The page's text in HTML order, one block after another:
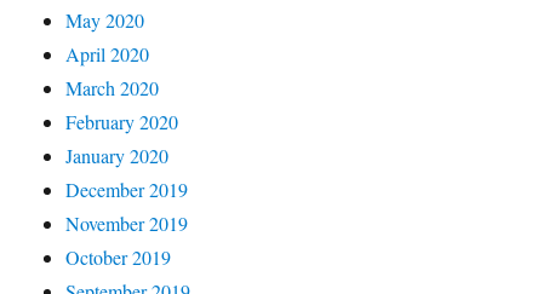
May 2020
April 2020
March 2020
February 2020
January 2020
December 2019
November 2019
October 2019